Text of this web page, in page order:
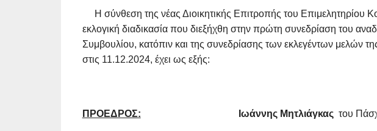
Η σύνθεση της νέας Διοικητικής Επιτροπής του Επιμελητηρίου
εκλογική διαδικασία που διεξήχθη στην πρώτη συνεδρίαση του
Συμβουλίου, κατόπιν και της συνεδρίασης των εκλεγέντων μελών
στις 11.12.2024, έχει ως εξής:
ΠΡΟΕΔΡΟΣ: Ιωάννης Μητλιάγκας του